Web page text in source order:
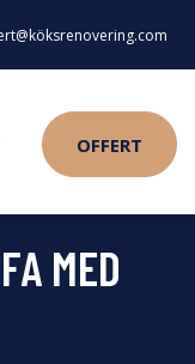
OFFERT
MED